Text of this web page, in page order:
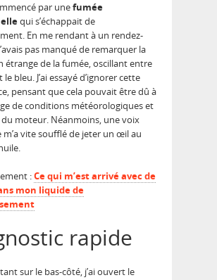
par unefumée
qui s’échappait de
En me rendant à un rendez-
pas manqué de remarquer la
étrange de la fumée, oscillant entre
le bleu. J’ai essayé d’ignorer cette
pensant que cela pouvait être dû à
de conditions météorologiques et
moteur. Néanmoins, une voix
m’a vite soufflé de jeter un œil au
:Ce qui m’est arrivé avec de
mon liquide de
rapide
sur le bas-côté, j’ai ouvert le